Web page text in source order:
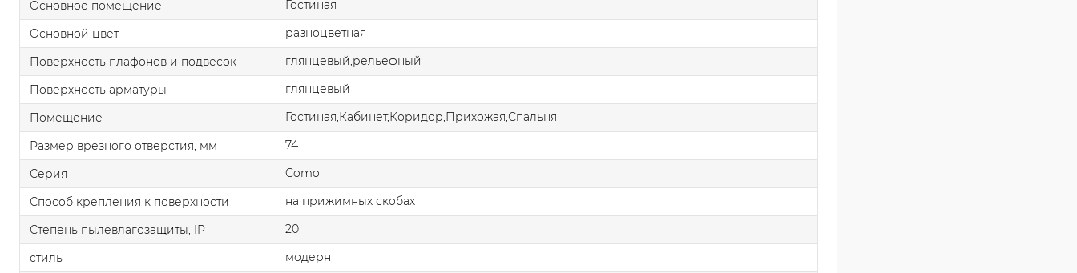
Основное помещение
Гостиная
Основной цвет
разноцветная
Поверхность плафонов и подвесок
глянцевый,рельефный
Поверхность арматуры
глянцевый
Помещение
Гостиная,Кабинет,Коридор,Прихожая,Спальня
Размер врезного отверстия, мм
74
Серия
Como
Способ крепления к поверхности
на прижимных скобах
Степень пылевлагозащиты, IP
20
стиль
модерн